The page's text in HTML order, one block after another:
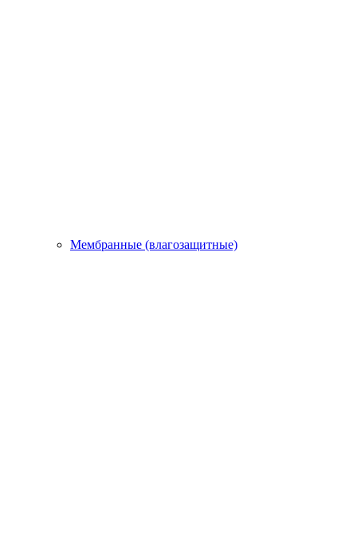
Мембранные (влагозащитные)